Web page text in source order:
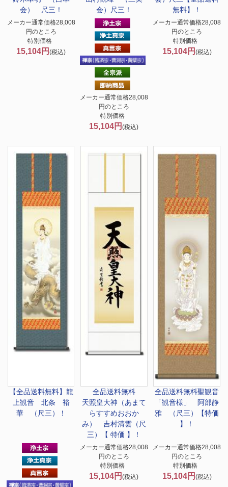
会） 尺三！
メーカー通常価格28,008
円のところ
特別価格
15,104円(税込)
会）尺三！
メーカー通常価格28,008
円のところ
特別価格
15,104円(税込)
無料】！
メーカー通常価格28,008
円のところ
特別価格
15,104円 (税込)
【全品送料無料】 龍
上観音 北条 裕
華 （尺三）！
全品送料無料
天照皇大神（あまて
らすすめおおか
み） 吉村清雲（尺
三）【 特価 】！
メーカー通常価格28,008
円のところ
特別価格
15,104円(税込)
全品送料無料聖観音
「観音様」 阿部静
雅 （尺三）【特価
】！
メーカー通常価格28,008
円のところ
特別価格
15,104円 (税込)